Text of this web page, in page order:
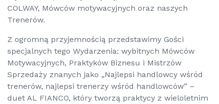
COLWAY, Mówców motywacyjnych oraz naszych
Trenerów.
Z ogromną przyjemnością przedstawimy Gości
specjalnych tego Wydarzenia: wybitnych Mówców
Motywacyjnych, Praktyków Biznesu i Mistrzów
Sprzedaży znanych jako „Najlepsi handlowcy wśród
trenerów, najlepsi trenerzy wśród handlowców” –
duet AL FIANCO, który tworzą praktycy z wieloletnim